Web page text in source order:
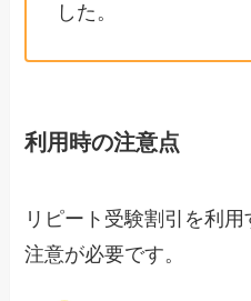
した。
利用時の注意点
リピート受験割引を利
注意が必要です。